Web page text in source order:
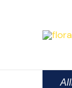
contenido